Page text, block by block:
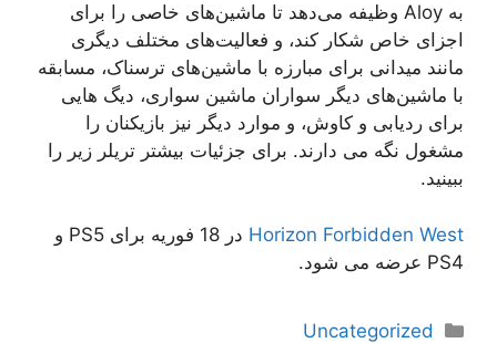
به Aloy وظیفه می‌دهد تا ماشین‌های خاصی را برای
اجزای خاص شکار کند، و فعالیت‌های مختلف دیگری
مانند میدانی برای مبارزه با ماشین‌های ترسناک، مسابقه
با ماشین‌های دیگر سواران ماشین سواری، دیگ هایی
برای ردیابی و کاوش، و موارد دیگر نیز بازیکنان را
مشغول نگه می دارند. برای جزئیات بیشتر تریلر زیر را
ببینید.
Horizon Forbidden West
در 18 فوریه برای PS5 و
PS4 عرضه می شود.
دسته‌ها
Uncategorized